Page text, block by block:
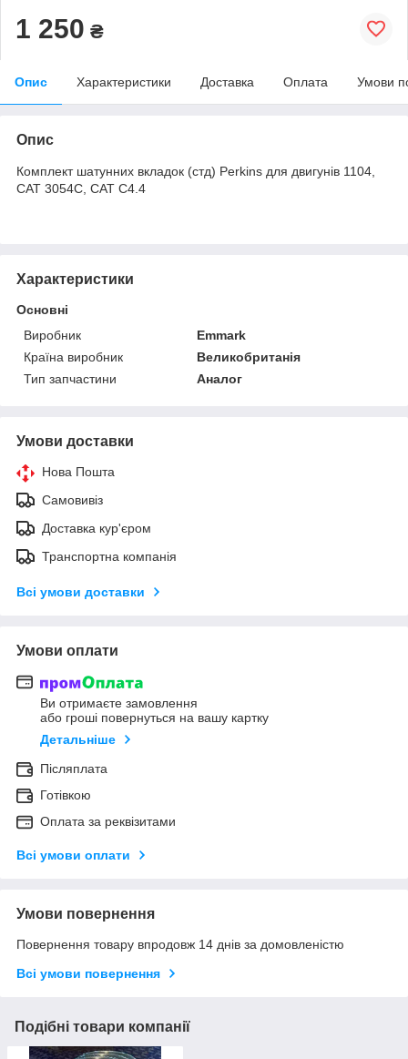
1 250 ₴
Опис Характеристики Доставка Оплата Умови
Опис
Комплект шатунних вкладок (стд) Perkins для двигунів 1104,
САТ 3054С, САТ С4.4
Характеристики
Основні
Виробник
Emmark
Країна виробник
Великобританія
Тип запчастини
Аналог
Умови доставки
Нова Пошта
Самовивіз
Доставка кур'єром
Транспортна компанія
Всі умови доставки
Умови оплати
Ви отримаєте замовлення
або гроші повернуться на вашу картку
Детальніше
Післяплата
Готівкою
Оплата за реквізитами
Всі умови оплати
Умови повернення
Повернення товару впродовж 14 днів за домовленістю
Всі умови повернення
Подібні товари компанії